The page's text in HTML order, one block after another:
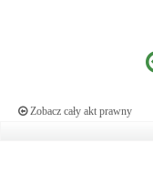
Zobacz cały akt prawny